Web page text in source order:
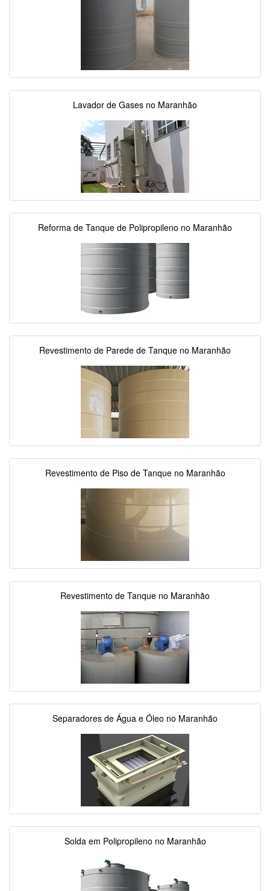
Lavador de Gases no Maranhão
Reforma de Tanque de Polipropileno no Maranhão
Revestimento de Parede de Tanque no Maranhão
Revestimento de Piso de Tanque no Maranhão
Revestimento de Tanque no Maranhão
Separadores de Água e Óleo no Maranhão
Solda em Polipropileno no Maranhão